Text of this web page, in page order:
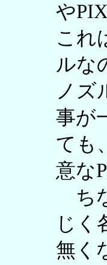
や
これ
ルな
ノズ
事が
ても
意な
ち
じく
無く